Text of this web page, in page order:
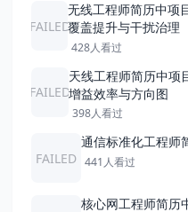
FAILED
无线工程师简历中项
覆盖提升与干扰治理
428人看过
FAILED
天线工程师简历中项
增益效率与方向图
398人看过
FAILED
通信标准化工程师
441人看过
核心网工程师简历